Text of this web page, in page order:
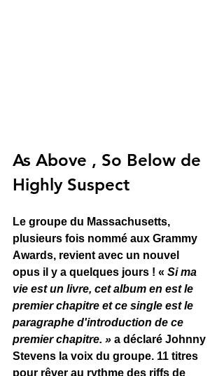
As Above , So Below de
Highly Suspect
Le groupe du Massachusetts,
plusieurs fois nommé aux Grammy
Awards, revient avec un nouvel
opus il y a quelques jours ! « Si ma
vie est un livre, cet album en est le
premier chapitre et ce single est le
paragraphe d'introduction de ce
premier chapitre. » a déclaré Johnny
Stevens la voix du groupe. 11 titres
pour rêver au rythme des riffs de